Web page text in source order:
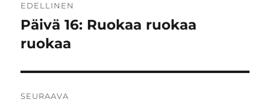
selaus
EDELLINEN
Edellinen
artikkeli:
Päivä 16: Ruokaa ruokaa
ruokaa
SEURAAVA